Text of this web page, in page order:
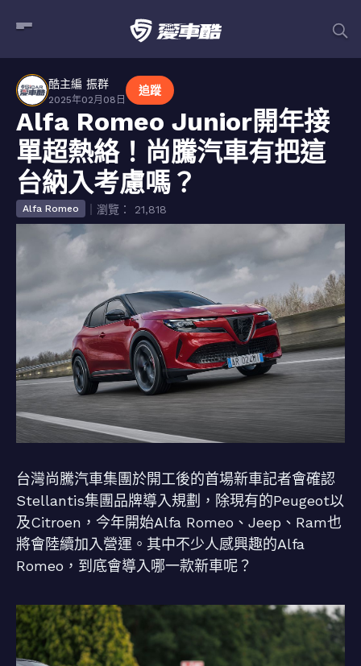
酷主編 振群
2025年02月08日
追蹤
Alfa Romeo Junior開年接
單超熱絡！尚騰汽車有把這
台納入考慮嗎？
Alfa Romeo ｜瀏覽： 21,818
台灣尚騰汽車集團於開工後的首場新車記者會確認
Stellantis集團品牌導入規劃，除現有的Peugeot以
及Citroen，今年開始Alfa Romeo、Jeep、Ram也
將會陸續加入營運。其中不少人感興趣的Alfa
Romeo，到底會導入哪一款新車呢？